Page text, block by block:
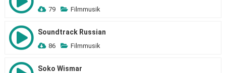
79 Filmmusik
Soundtrack Russian
86 Filmmusik
Soko Wismar